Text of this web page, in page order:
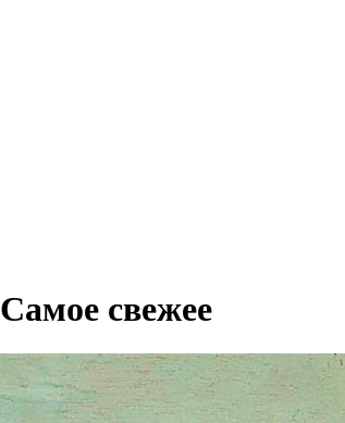
Самое свежее